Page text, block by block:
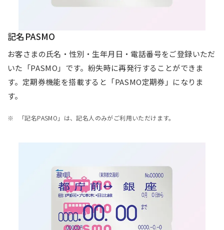
記名PASMO
お客さまの氏名・性別・生年月日・電話番号をご登録いただ
いた「PASMO」です。紛失時に再発行することができま
す。定期券機能を搭載すると「PASMO定期券」になりま
す。
「記名PASMO」は、記名人のみがご利用いただけます。